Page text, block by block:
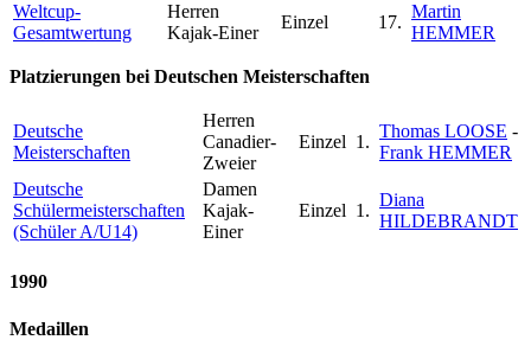
Weltcup-
Gesamtwertung
Herren
Kajak-Einer
Einzel 17.
Martin
HEMMER
Platzierungen bei Deutschen Meisterschaften
Deutsche
Meisterschaften
Herren
Canadier-
Zweier
Einzel 1.
Thomas LOOSE -
Frank HEMMER
Deutsche
Schülermeisterschaften
(Schüler A/U14)
Damen
Kajak-
Einer
Einzel 1.
Diana
HILDEBRANDT
1990
Medaillen